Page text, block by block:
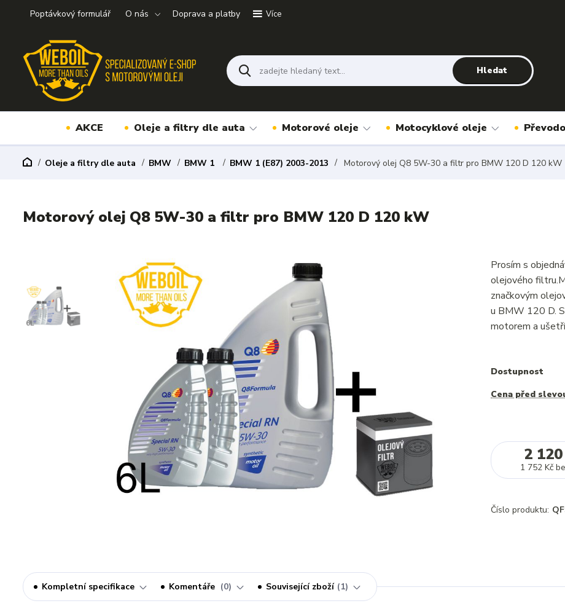
Poptávkový formulář O nás Doprava a platby Více
Hledat
AKCE Oleje a filtry dle auta Motorové oleje Motocyklové oleje
Oleje a filtry dle auta BMW BMW 1 BMW 1 (E87) 2003-2013 Motorový olej Q8 5W-30 a filtr pro BMW 120 D 120 kW
Motorový olej Q8 5W-30 a filtr pro BMW 120 D 120 kW
Prosím s
olejového
značkovým
u BMW 120 D.
motorem a
Dostupnost
Cena před
2
1 752 Kč
Číslo produktu:
Kompletní specifikace Komentáře 0 Související zboží 1